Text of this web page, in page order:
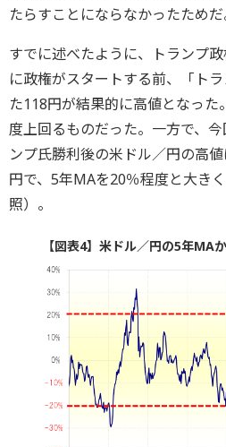
たらすことにならなかったためだ
すでに述べたように、トランプ
に政権がスタートする前、「ト
た118円が結果的に高値となっ
度上回るものだった。一方で、
ンプ氏勝利後の米ドル／円の高
円で、5年MAを20％程度と大き
照）。
【図表4】米ドル／円の5年MA